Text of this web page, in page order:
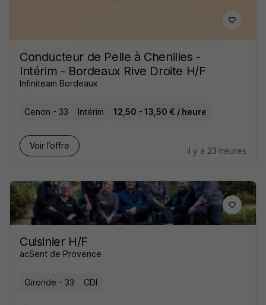
Conducteur de Pelle à Chenilles -
Intérim - Bordeaux Rive Droite H/F
Infiniteam Bordeaux
Cenon - 33 Intérim 12,50 - 13,50 € / heure
Voir l’offre
il y a 23 heures
Cuisinier H/F
acSent de Provence
Gironde - 33 CDI